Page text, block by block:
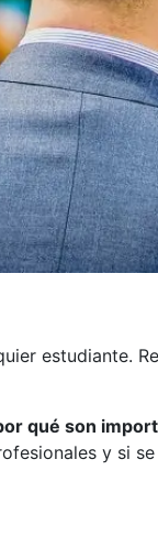
estudiante.
qué son
y si